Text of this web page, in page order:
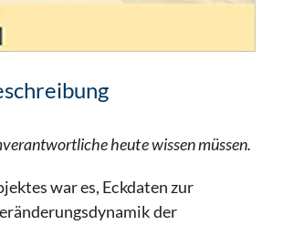
heute wissen müssen.
war es, Eckdaten zur
der